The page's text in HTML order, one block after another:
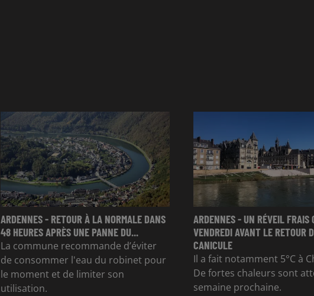
ARDENNES - RETOUR À LA NORMALE DANS
48 HEURES APRÈS UNE PANNE DU...
La commune recommande d’éviter
de consommer l'eau du robinet pour
le moment et de limiter son
utilisation.
ARDENNES - UN RÉVEIL FRAIS
VENDREDI AVANT LE RETOUR
CANICULE
Il a fait notamment 5°C à
De fortes chaleurs sont
semaine prochaine.